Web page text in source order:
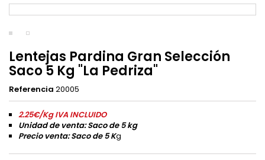
Lentejas Pardina Gran Selección
Saco 5 Kg "La Pedriza"
Referencia 20005
2.25€/Kg IVA INCLUIDO
Unidad de venta: Saco de 5 kg
Precio venta: Saco de 5 Kg